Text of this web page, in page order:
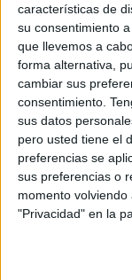
características de
su consentimiento
que llevemos a
forma alternativa,
cambiar sus
consentimiento.
sus datos
pero usted tiene el
preferencias se
sus preferencias o
momento
"Privacidad" en la
En el caso de
productos para
de la marca
sube a 14,50
euros.
Otra de las
autónomas es
costar 15 euros; y
2,58 euros.